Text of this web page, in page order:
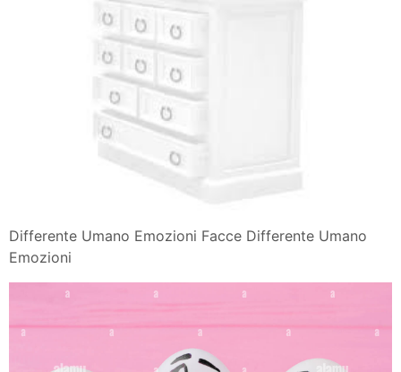
Differente Umano Emozioni Facce Differente Umano
Emozioni